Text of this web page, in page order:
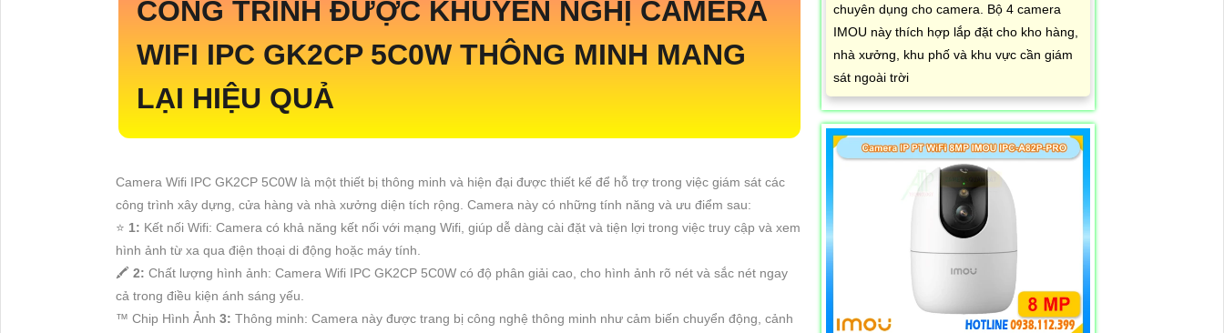
CÔNG TRÌNH ĐƯỢC KHUYẾN NGHỊ CAMERA
WIFI IPC GK2CP 5C0W THÔNG MINH MANG
LẠI HIỆU QUẢ
Camera Wifi IPC GK2CP 5C0W là một thiết bị thông minh và hiện đại được thiết kế để hỗ trợ trong việc giám sát các
công trình xây dựng, cửa hàng và nhà xưởng diện tích rộng. Camera này có những tính năng và ưu điểm sau:
⭐ 1: Kết nối Wifi: Camera có khả năng kết nối với mạng Wifi, giúp dễ dàng cài đặt và tiện lợi trong việc truy cập và xem
hình ảnh từ xa qua điện thoại di động hoặc máy tính.
🖍 2: Chất lượng hình ảnh: Camera Wifi IPC GK2CP 5C0W có độ phân giải cao, cho hình ảnh rõ nét và sắc nét ngay
cả trong điều kiện ánh sáng yếu.
™️ Chip Hình Ảnh 3: Thông minh: Camera này được trang bị công nghệ thông minh như cảm biến chuyển động, cảnh
chuyên dụng cho camera. Bộ 4 camera
IMOU này thích hợp lắp đặt cho kho hàng,
nhà xưởng, khu phố và khu vực cần giám
sát ngoài trời